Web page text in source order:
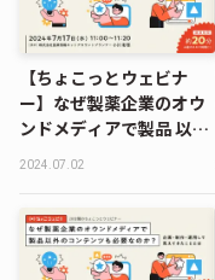
【ちょこっとウェビナ
ー】なぜ製薬企業のオウ
ンドメディアで製品 以外
のコンテンツも必要なの
て見えてきたこととは
2024.07.02